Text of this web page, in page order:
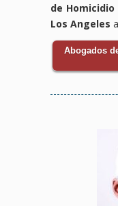
de
Los Angeles
Abogados